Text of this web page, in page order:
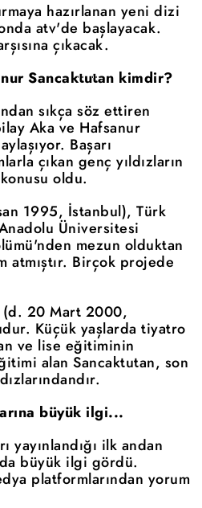
hazırlanan yeni dizi
atv'de başlayacak.
çıkacak.
Sancaktutan kimdir?
sıkça söz ettiren
Aka ve Hafsanur
Başarı
çıkan genç yıldızların
oldu.
1995, İstanbul), Türk
Üniversitesi
mezun olduktan
atmıştır. Birçok projede
(d. 20 Mart 2000,
Küçük yaşlarda tiyatro
ve lise eğitiminin
alan Sancaktutan, son
büyük ilgi...
yayınlandığı ilk andan
büyük ilgi gördü.
platformlarından yorum